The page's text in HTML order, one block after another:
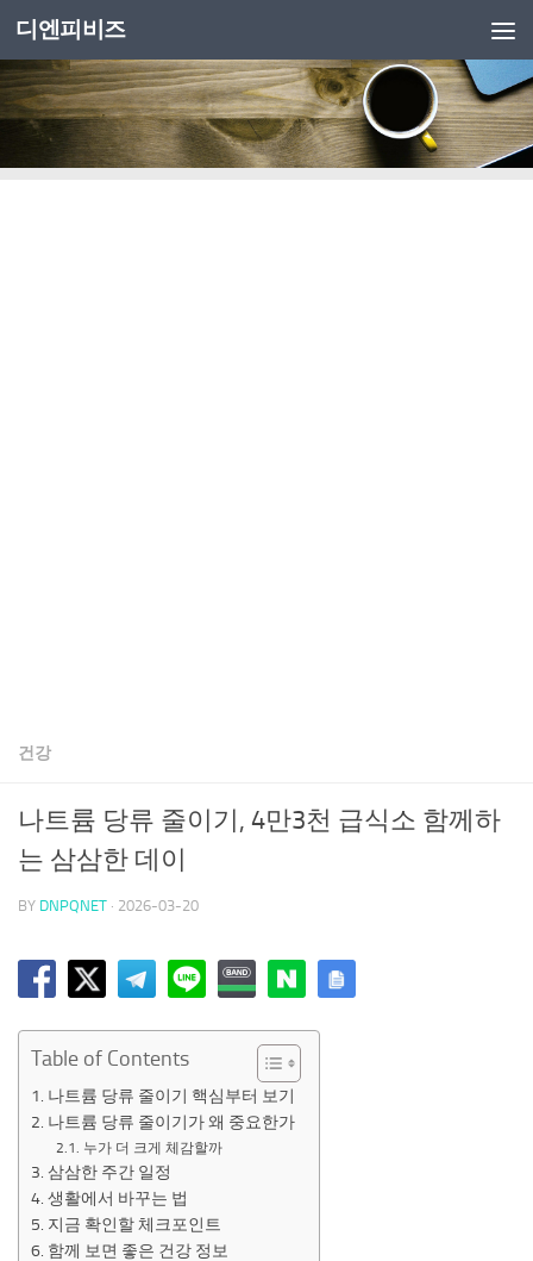
Skip to content
디엔피비즈
건강
나트륨 당류 줄이기, 4만3천 급식소 함께하
는 삼삼한 데이
BY DNPQNET · 2026-03-20
Table of Contents
나트륨 당류 줄이기 핵심부터 보기
나트륨 당류 줄이기가 왜 중요한가
누가 더 크게 체감할까
삼삼한 주간 일정
생활에서 바꾸는 법
지금 확인할 체크포인트
함께 보면 좋은 건강 정보